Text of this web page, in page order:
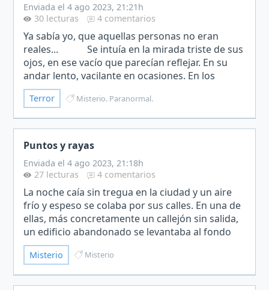
Enviada el 4 ago 2023, 21:21h
30 lecturas
4 comentarios
Ya sabía yo, que aquellas personas no eran
reales... Se intuía en la mirada triste de sus
ojos, en ese vacío que parecían reflejar. En su
andar lento, vacilante en ocasiones. En los
gestos con que se comunicaban entre sí. No era
el…
Terror Misterio. Paranormal.
Puntos y rayas
Enviada el 4 ago 2023, 21:18h
27 lecturas
4 comentarios
La noche caía sin tregua en la ciudad y un aire
frío y espeso se colaba por sus calles. En una de
ellas, más concretamente un callejón sin salida,
un edificio abandonado se levantaba al fondo
con sus ventanas rotas, cubiertas de polvo y
telar…
Misterio Misterio